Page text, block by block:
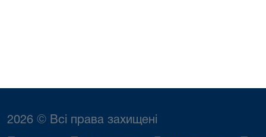
2026 © Всі права захищені